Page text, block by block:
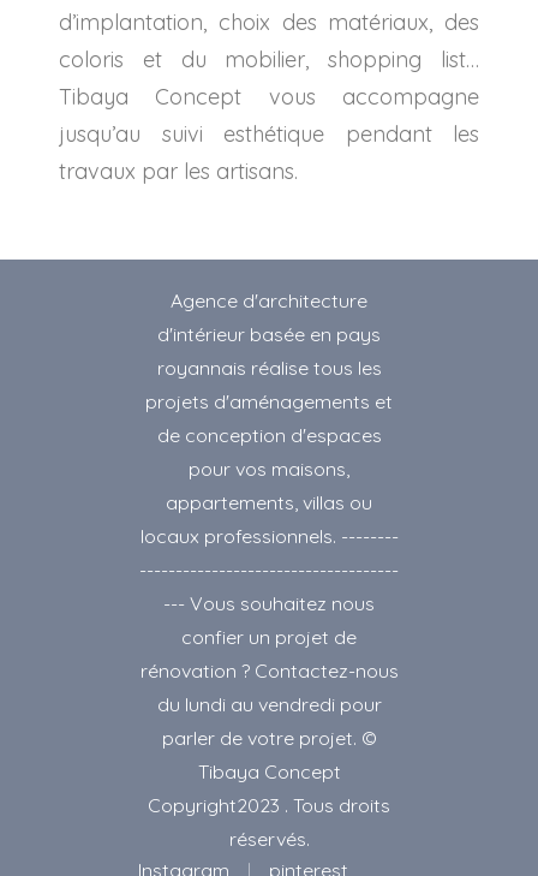
d’implantation, choix des matériaux, des
coloris et du mobilier, shopping list…
Tibaya Concept vous accompagne
jusqu’au suivi esthétique pendant les
travaux par les artisans.
Agence d'architecture
d'intérieur basée en pays
royannais réalise tous les
projets d'aménagements et
de conception d'espaces
pour vos maisons,
appartements, villas ou
locaux professionnels. --------
------------------------------------
--- Vous souhaitez nous
confier un projet de
rénovation ? Contactez-nous
du lundi au vendredi pour
parler de votre projet. ©
Tibaya Concept
Copyright2023 . Tous droits
réservés.
Instagram
pinterest